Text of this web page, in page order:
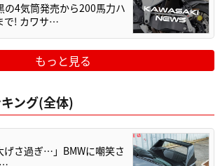
の4気筒発売から200馬力ハ
で! カワサ…
もっと見る
ング(全体)
げさ過ぎ…」BMWに嘲笑さ